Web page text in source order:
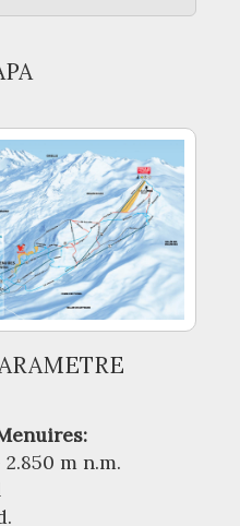
m n.m.